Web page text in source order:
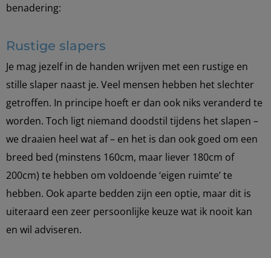
benadering:
Rustige slapers
Je mag jezelf in de handen wrijven met een rustige en
stille slaper naast je. Veel mensen hebben het slechter
getroffen. In principe hoeft er dan ook niks veranderd te
worden. Toch ligt niemand doodstil tijdens het slapen –
we draaien heel wat af – en het is dan ook goed om een
breed bed (minstens 160cm, maar liever 180cm of
200cm) te hebben om voldoende ‘eigen ruimte’ te
hebben. Ook aparte bedden zijn een optie, maar dit is
uiteraard een zeer persoonlijke keuze wat ik nooit kan
en wil adviseren.